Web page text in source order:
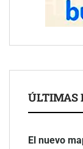
ÚLTIMAS
El nuevo